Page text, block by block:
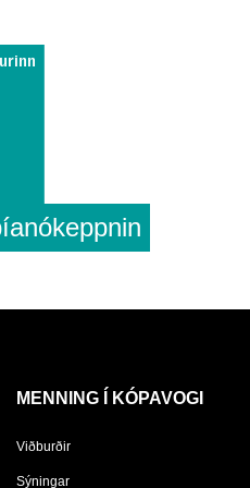
MENNING Í KÓPAVOGI
Viðburðir
Sýningar